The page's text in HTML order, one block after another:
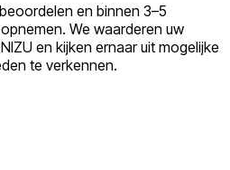
en binnen 3–5
We waarderen uw
en kijken ernaar uit mogelijke
te verkennen.